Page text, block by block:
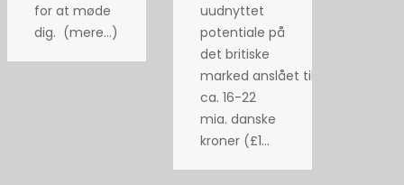
for at møde
dig. (mere…)
uudnyttet
potentiale på
det britiske
marked anslået til
ca. 16-22
mia. danske
kroner (£1...